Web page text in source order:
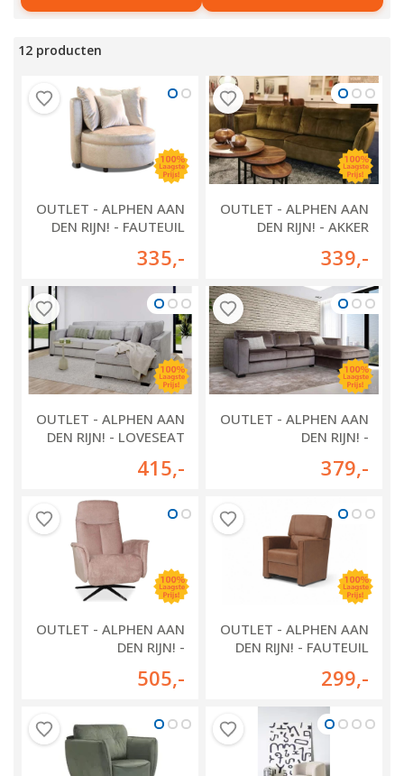
12 producten
OUTLET - ALPHEN AAN
DEN RIJN! - FAUTEUIL
335,-
OUTLET - ALPHEN AAN
DEN RIJN! - AKKER
339,-
OUTLET - ALPHEN AAN
DEN RIJN! - LOVESEAT
415,-
OUTLET - ALPHEN AAN
DEN RIJN! -
XL
379,-
OUTLET - ALPHEN AAN
DEN RIJN! -
HEKENDORP
505,-
OUTLET - ALPHEN AAN
DEN RIJN! - FAUTEUIL
299,-